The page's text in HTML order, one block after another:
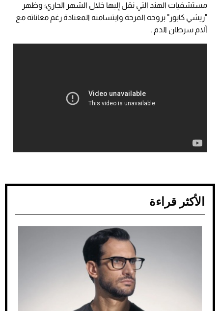
مستشفيات الهند التي نقل إليها خلال الشهر الجاري؛ وظهر
"ريشي كابور" بروحه المرحة وابتسامته المعتادة رغم معاناته مع
آلام سرطان الدم .
الأكثر قراءة